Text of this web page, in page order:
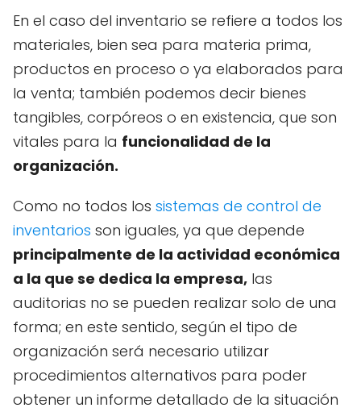
En el caso del inventario se refiere a todos los
materiales, bien sea para materia prima,
productos en proceso o ya elaborados para
la venta; también podemos decir bienes
tangibles, corpóreos o en existencia, que son
vitales para la funcionalidad de la
organización.
Como no todos los sistemas de control de
inventarios son iguales, ya que depende
principalmente de la actividad económica
a la que se dedica la empresa, las
auditorias no se pueden realizar solo de una
forma; en este sentido, según el tipo de
organización será necesario utilizar
procedimientos alternativos para poder
obtener un informe detallado de la situación